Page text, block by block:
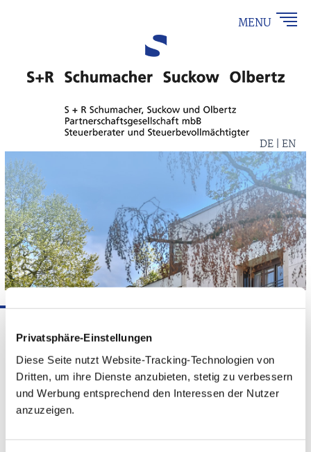
Privatsphäre-Einstellungen
Diese Seite nutzt Website-Tracking-Technologien von
Dritten, um ihre Dienste anzubieten, stetig zu verbessern
und Werbung entsprechend den Interessen der Nutzer
anzuzeigen.
MENU
DE | EN
Downloads |
Mandanteninformationen
Formulare
Stundenaufzeichnung für das